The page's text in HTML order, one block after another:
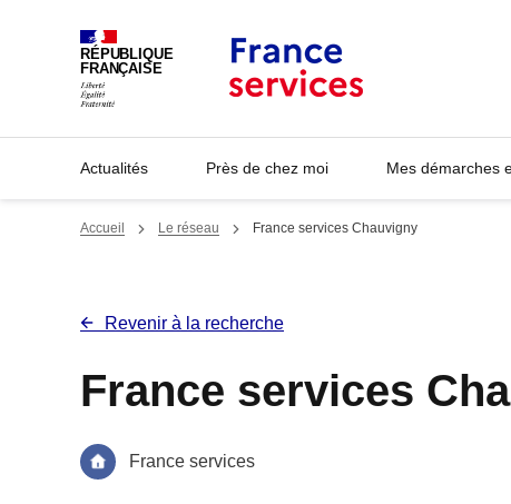
RÉPUBLIQUE
FRANÇAISE
Actualités Près de chez moi Mes démarches
Accueil Le réseau France services Chauvigny
Revenir à la recherche
France services
France services